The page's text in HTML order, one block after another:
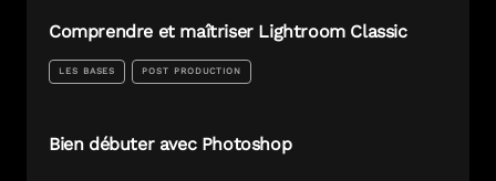
Comprendre et maîtriser Lightroom Classic
LES BASES POST PRODUCTION
Bien débuter avec Photoshop